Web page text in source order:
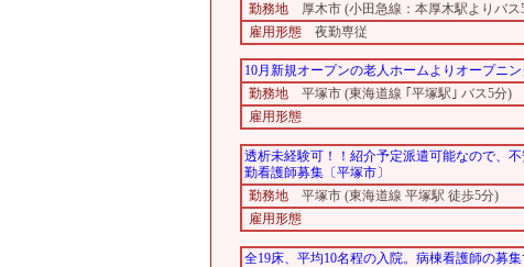
勤務地
厚木市 (小田急線：本厚木駅よりバス
雇用形態
夜勤専従
10月新規オープンの老人ホームよりオープニ
勤務地
平塚市 (東海道線 ｢平塚駅｣ バス5分)
雇用形態
透析未経験可！！紹介予定派遣可能なので、
勤看護師募集〔平塚市〕
勤務地
平塚市 (東海道線 平塚駅 徒歩5分)
雇用形態
全19床、平均10名程の入院。病棟看護師の募